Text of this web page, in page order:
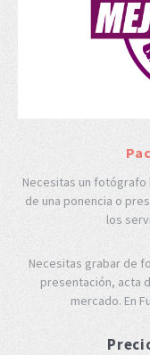
Necesitas un fotógrafo
de una ponencia o
los
Necesitas grabar de
presentación, acta
mercado. En